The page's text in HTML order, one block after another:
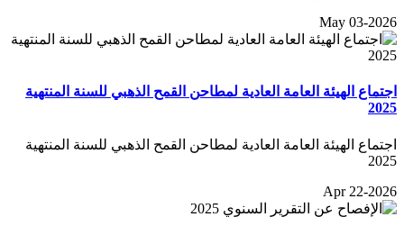
May 03-2026
اجتماع الهيئة العامة العادية لمطاحن القمح الذهبي للسنة المنتهية
2025
اجتماع الهيئة العامة العادية لمطاحن القمح الذهبي للسنة المنتهية
2025
Apr 22-2026